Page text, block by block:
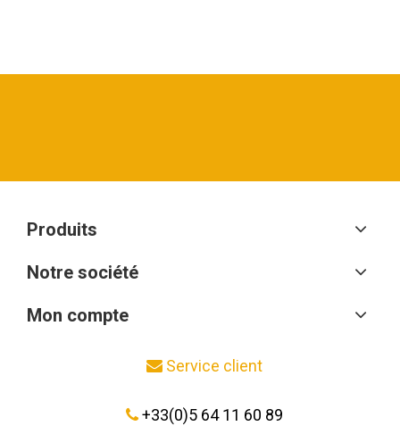
Produits
Notre société
Mon compte
Service client
+33(0)5 64 11 60 89